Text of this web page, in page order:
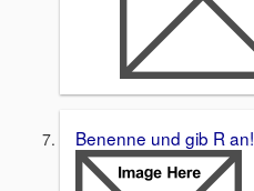
Benenne und gib R an!